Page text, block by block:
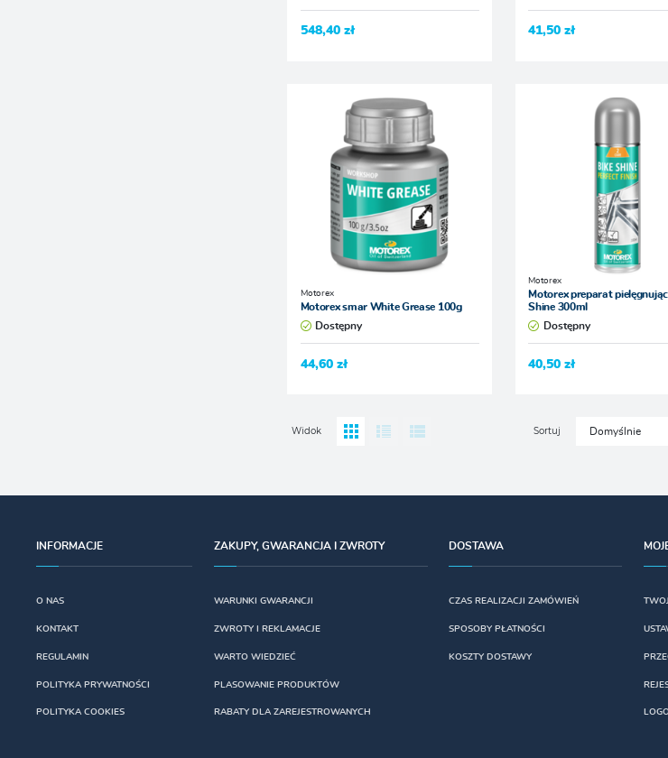
548,40 zł 41,50 zł
Motorex
Motorex smar White Grease 100g
Dostępny
44,60 zł
Motorex
Motorex preparat
Shine 300ml
Dostępny
40,50 zł
Widok Sortuj Domyślnie
INFORMACJE
O NAS
KONTAKT
REGULAMIN
POLITYKA PRYWATNOŚCI
POLITYKA COOKIES
ZAKUPY, GWARANCJA I ZWROTY
WARUNKI GWARANCJI
ZWROTY I REKLAMACJE
WARTO WIEDZIEĆ
PLASOWANIE PRODUKTÓW
RABATY DLA ZAREJESTROWANYCH
DOSTAWA
CZAS REALIZACJI ZAMÓWIEŃ
SPOSOBY PŁATNOŚCI
KOSZTY DOSTAWY